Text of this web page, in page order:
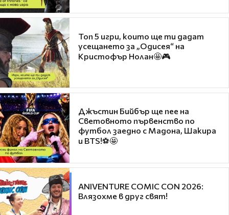
Топ 5 игри, които ще ти дадат
усещането за „Одисея“ на
Кристофър Нолан🤩🎮
Джъстин Бийбър ще пее на
Световното първенство по
футбол заедно с Мадона, Шакира
и BTS!⚽🤩
ANIVENTURE COMIC CON 2026:
Влязохме в друг свят!